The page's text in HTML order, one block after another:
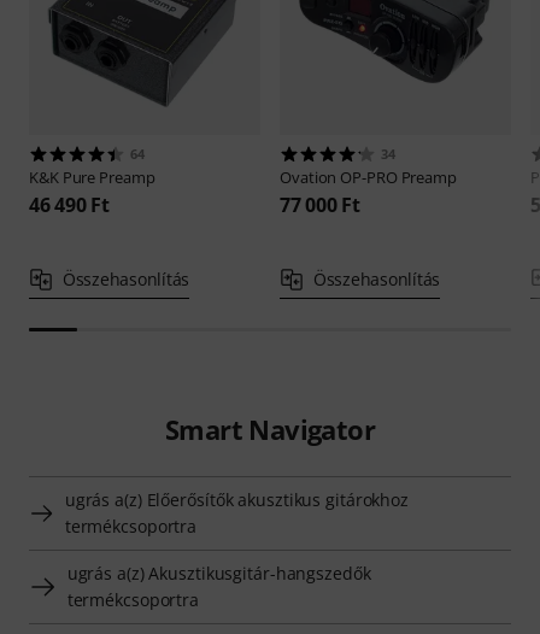
64
K&K Pure Preamp
46 490 Ft
Összehasonlítás
34
Ovation OP-PRO Preamp
77 000 Ft
Összehasonlítás
Smart Navigator
ugrás a(z) Előerősítők akusztikus gitárokhoz
termékcsoportra
ugrás a(z) Akusztikusgitár-hangszedők
termékcsoportra